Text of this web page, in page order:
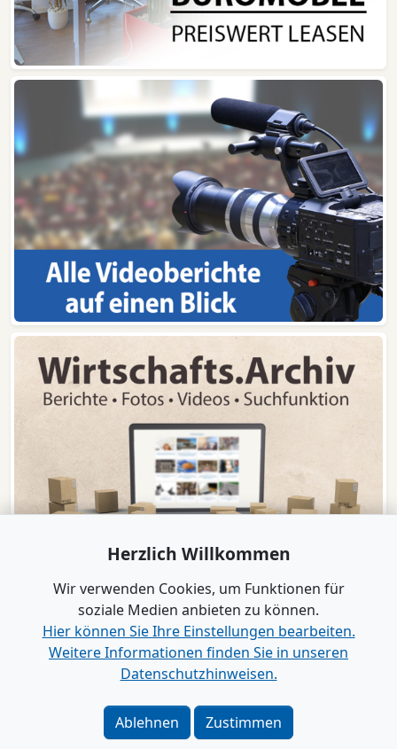
www.B2B-Wirtschaft.de
Impressum|Datenschutz|Barrierefreiheit
Bei Google als bevorzugte Quelle merken
Herzlich Willkommen
Wir verwenden Cookies, um Funktionen für
soziale Medien anbieten zu können.
Hier können Sie Ihre Einstellungen bearbeiten.
Weitere Informationen finden Sie in unseren
Datenschutzhinweisen.
Ablehnen Zustimmen